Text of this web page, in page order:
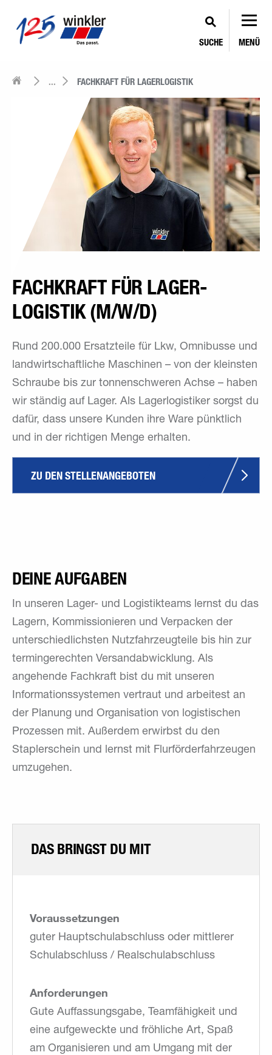
SUCHE MENÜ
... FACHKRAFT FÜR LAGERLOGISTIK
FACHKRAFT FÜR LAGER­
LOGISTIK (M/W/D)
Rund 200.000 Ersatzteile für Lkw, Omnibusse und
landwirtschaftliche Maschinen – von der kleinsten
Schraube bis zur tonnenschweren Achse – haben
wir ständig auf Lager. Als Lagerlogistiker sorgst du
dafür, dass unsere Kunden ihre Ware pünktlich
und in der richtigen Menge erhalten.
ZU DEN STELLENANGEBOTEN
DEINE AUFGABEN
In unseren Lager- und Logistikteams lernst du das
Lagern, Kommissionieren und Verpacken der
unterschiedlichsten Nutzfahrzeugteile bis hin zur
termingerechten Versandabwicklung. Als
angehende Fachkraft bist du mit unseren
Informationssystemen vertraut und arbeitest an
der Planung und Organisation von logistischen
Prozessen mit. Außerdem erwirbst du den
Staplerschein und lernst mit Flurförderfahrzeugen
umzugehen.
DAS BRINGST DU MIT
Voraussetzungen
guter Hauptschulabschluss oder mittlerer
Schulabschluss / Realschulabschluss
Anforderungen
Gute Auffassungsgabe, Teamfähigkeit und
eine aufgeweckte und fröhliche Art, Spaß
am Organisieren und am Umgang mit der